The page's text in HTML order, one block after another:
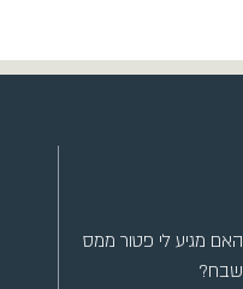
האם מגיע לי פטור ממס
שבח?